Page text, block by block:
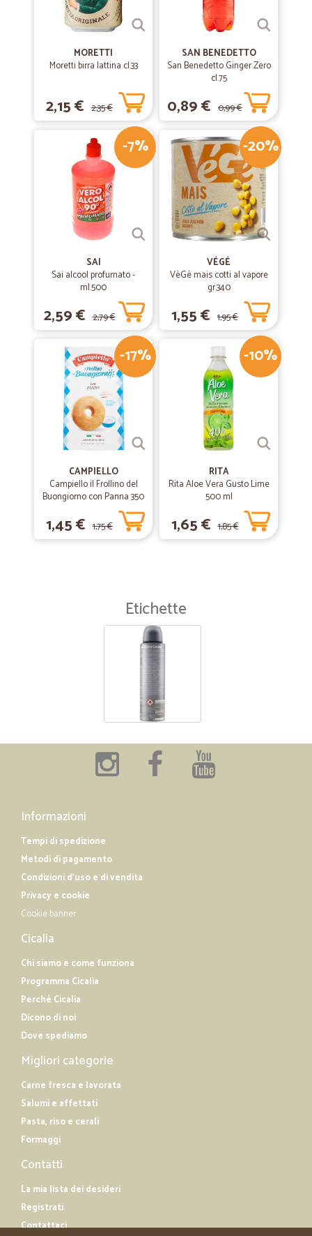
MORETTI
Moretti birra lattina cl.33
2,15 € 2,35 €
SAN BENEDETTO
San Benedetto Ginger Zero
cl.75
0,89 € 0,99 €
-7%
SAI
Sai alcool profumato -
ml.500
2,59 € 2,79 €
-20%
VÉGÉ
VèGè mais cotti al vapore
gr.340
1,55 € 1,95 €
-17%
CAMPIELLO
Campiello il Frollino del
Buongiorno con Panna 350
1,45 € 1,75 €
-10%
RITA
Rita Aloe Vera Gusto Lime
500 ml
1,65 € 1,85 €
Etichette
Informazioni
Tempi di spedizione
Metodi di pagamento
Condizioni d'uso e di vendita
Privacy e cookie
Cookie banner
Cicalia
Chi siamo e come funziona
Programma Cicalia
Perché Cicalia
Dicono di noi
Dove spediamo
Migliori categorie
Carne fresca e lavorata
Salumi e affettati
Pasta, riso e cerali
Formaggi
Contatti
La mia lista dei desideri
Registrati
Contattaci